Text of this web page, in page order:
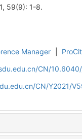
59(9): 1-8.
Manager
CN/
CN/Y2021/